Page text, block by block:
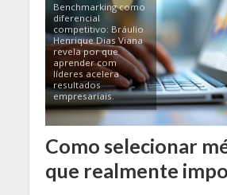
Benchmarking como
diferencial
competitivo: Bráulio
Henrique Dias Viana
revela por que
aprender com
líderes acelera
resultados
empresariais.
Como selecionar
que realmente